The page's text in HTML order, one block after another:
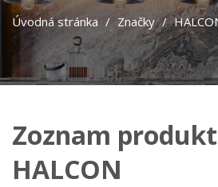
Úvodná stránka Značky
Zoznam
HALCON